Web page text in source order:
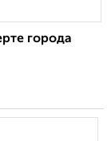
города